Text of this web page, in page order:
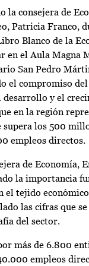
la consejera de
Patricia Franco,
Blanco de la
en el Aula Magna
San Pedro
el compromiso
desarrollo y el
en la región
los 500
empleos directos.
de Economía,
la importancia
el tejido
las cifras que
del sector.
más de 6.800
empleos